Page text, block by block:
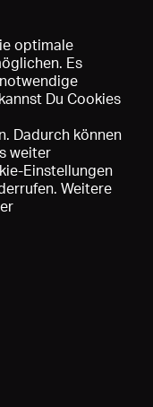
Speichern
optimale
Es
Du Cookies
Dadurch können
weiter
Einstellungen
Weitere